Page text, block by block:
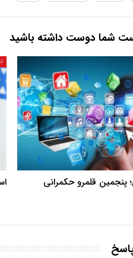
شما دوست داشته باشید
قلمرو حکمرانی